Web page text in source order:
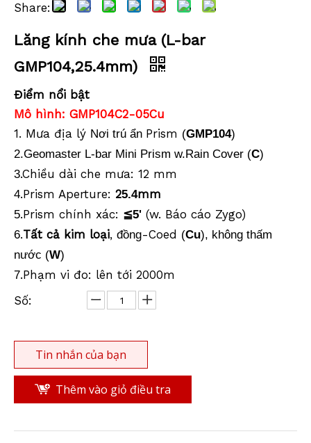
Share:
Lăng kính che mưa (L-bar
GMP104,25.4mm)
Điểm nổi bật
Mô hình: GMP104C2-05Cu
1. Mưa địa lý Nơi trú ẩn Prism (GMP104)
2.Geomaster L-bar Mini Prism w.Rain Cover (C)
3.Chiều dài che mưa: 12 mm
4.Prism Aperture: 25.4mm
5.Prism chính xác: ≦5' (w. Báo cáo Zygo)
6.Tất cả kim loại, đồng-Coed (Cu), không thấm
nước (W)
7.Phạm vi đo: lên tới 2000m
Số:
Tin nhắn của bạn
Thêm vào giỏ điều tra